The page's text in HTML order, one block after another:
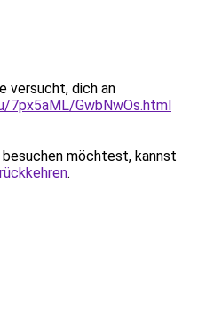
versucht, dich an
7px5aML/GwbNwOs.html
möchtest, kannst
.